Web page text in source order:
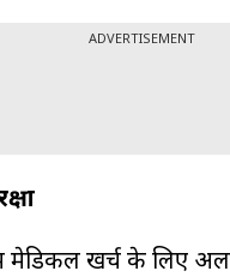
ADVERTISEMENT
खर्च के लिए